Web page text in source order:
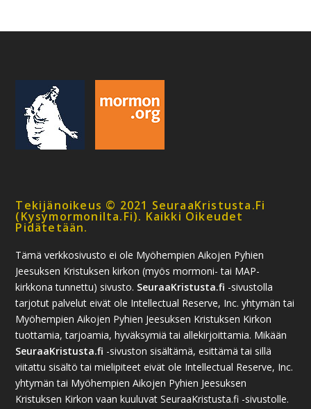
Tekijänoikeus © 2021 SeuraaKristusta.fi
(kysymormonilta.fi). Kaikki Oikeudet
Pidätetään.
Tämä verkkosivusto ei ole Myöhempien Aikojen Pyhien
Jeesuksen Kristuksen kirkon (myös mormoni- tai MAP-
kirkkona tunnettu) sivusto. SeuraaKristusta.fi -sivustolla
tarjotut palvelut eivät ole Intellectual Reserve, Inc. yhtymän tai
Myöhempien Aikojen Pyhien Jeesuksen Kristuksen Kirkon
tuottamia, tarjoamia, hyväksymiä tai allekirjoittamia. Mikään
SeuraaKristusta.fi -sivuston sisältämä, esittämä tai sillä
viitattu sisältö tai mielipiteet eivät ole Intellectual Reserve, Inc.
yhtymän tai Myöhempien Aikojen Pyhien Jeesuksen
Kristuksen Kirkon vaan kuuluvat SeuraaKristusta.fi -sivustolle.